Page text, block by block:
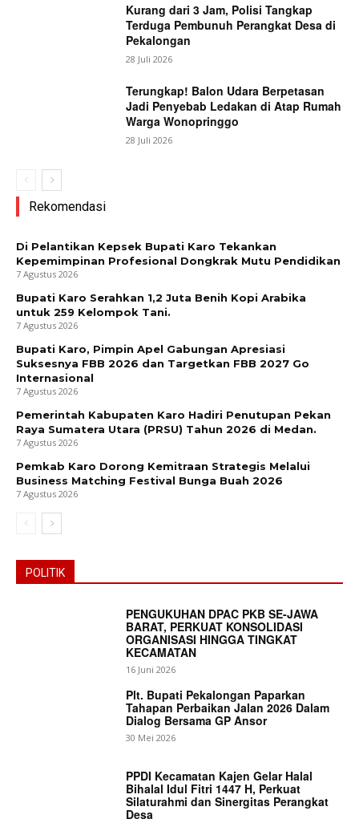
Kurang dari 3 Jam, Polisi Tangkap
Terduga Pembunuh Perangkat Desa di
Pekalongan
28 Juli 2026
Terungkap! Balon Udara Berpetasan
Jadi Penyebab Ledakan di Atap Rumah
Warga Wonopringgo
28 Juli 2026
Rekomendasi
Di Pelantikan Kepsek Bupati Karo Tekankan
Kepemimpinan Profesional Dongkrak Mutu Pendidikan
7 Agustus 2026
Bupati Karo Serahkan 1,2 Juta Benih Kopi Arabika
untuk 259 Kelompok Tani.
7 Agustus 2026
Bupati Karo, Pimpin Apel Gabungan Apresiasi
Suksesnya FBB 2026 dan Targetkan FBB 2027 Go
Internasional
7 Agustus 2026
Pemerintah Kabupaten Karo Hadiri Penutupan Pekan
Raya Sumatera Utara (PRSU) Tahun 2026 di Medan.
7 Agustus 2026
Pemkab Karo Dorong Kemitraan Strategis Melalui
Business Matching Festival Bunga Buah 2026
7 Agustus 2026
POLITIK
PENGUKUHAN DPAC PKB SE-JAWA
BARAT, PERKUAT KONSOLIDASI
ORGANISASI HINGGA TINGKAT
KECAMATAN
16 Juni 2026
Plt. Bupati Pekalongan Paparkan
Tahapan Perbaikan Jalan 2026 Dalam
Dialog Bersama GP Ansor
30 Mei 2026
PPDI Kecamatan Kajen Gelar Halal
Bihalal Idul Fitri 1447 H, Perkuat
Silaturahmi dan Sinergitas Perangkat
Desa